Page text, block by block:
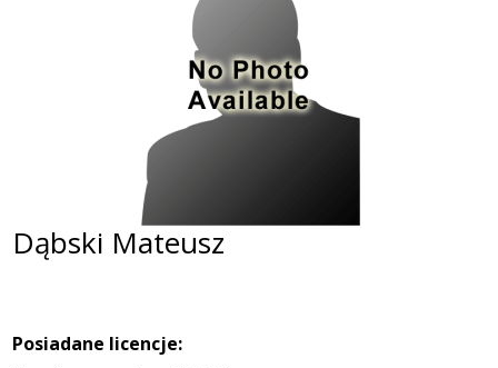
Dąbski Mateusz
Posiadane licencje: